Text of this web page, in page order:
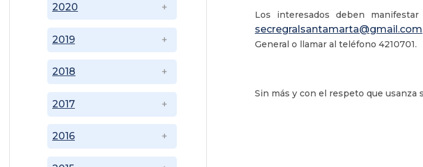
2016
2017
2018
2019
2020
Los interesados deben
secregralsantamarta@gmail.com
General o llamar al teléfono 4210701.
Sin más y con el respeto que usanza